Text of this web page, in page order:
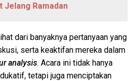
Jelang Ramadan
dari banyaknya pertanyaan yang
serta keaktifan mereka dalam
analysis. Acara ini tidak hanya
tetapi juga menciptakan